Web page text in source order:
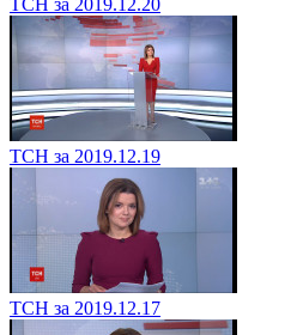
ТСН за 2019.12.19
ТСН за 2019.12.17